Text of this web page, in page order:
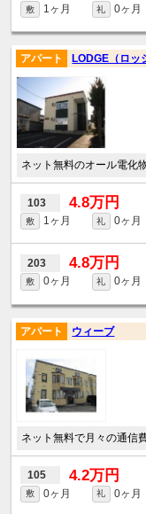
敷 1ヶ月 礼 0ヶ月
アパート LODGE（ロッ
ネット無料のオール電化
103 4.8万円
敷 1ヶ月 礼 0ヶ月
203 4.8万円
敷 0ヶ月 礼 0ヶ月
アパート ウィーブ
ネット無料で月々の通信
105 4.2万円
敷 0ヶ月 礼 0ヶ月